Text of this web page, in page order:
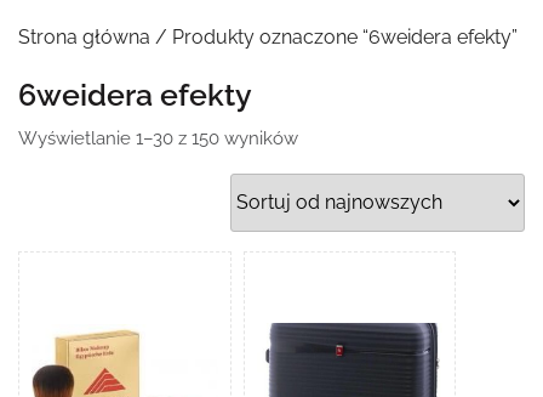
Strona główna / Produkty oznaczone “6weidera efekty”
6weidera efekty
Wyświetlanie 1–30 z 150 wynikówPosortowane
według
najnowszych